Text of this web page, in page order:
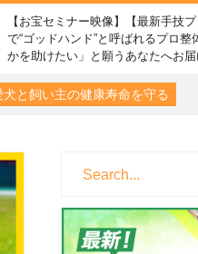
【お宝セミナー映像】【最新手技
で“ゴッドハンド”と呼ばれるプロ
かを助けたい」と願うあなたへお届
と飼い主の健康寿命を守る